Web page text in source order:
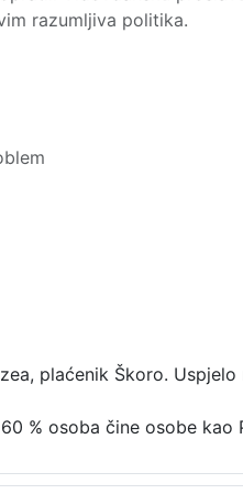
razumljiva politika.
plaćenik Škoro.
% osoba čine osobe